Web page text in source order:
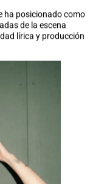
ha posicionado como
de la escena
lírica y producción